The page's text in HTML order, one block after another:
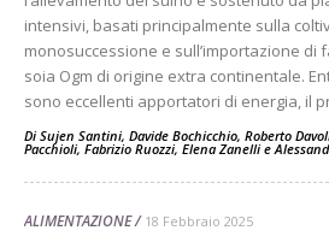
intensivi, basati principalmente sulla
monosuccessione e sull’importazione di
soia Ogm di origine extra continentale.
sono eccellenti apportatori di energia, il
Di Sujen Santini, Davide Bochicchio, Roberto
Pacchioli, Fabrizio Ruozzi, Elena Zanelli e
ALIMENTAZIONE 18 Febbraio 2025